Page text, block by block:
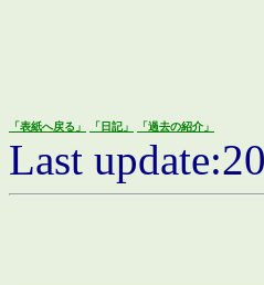
「表紙へ戻る」 「日記」 「過去の紹介」
Last